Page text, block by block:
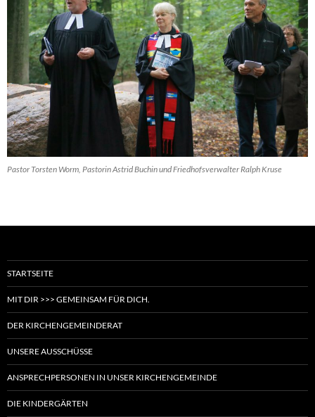
Pastor Torsten Worm, Pastorin Astrid Buchin und Friedhofsverwalter Ralph Kruse
STARTSEITE
MIT DIR >>> GEMEINSAM FÜR DICH.
DER KIRCHENGEMEINDERAT
UNSERE AUSSCHÜSSE
ANSPRECHPERSONEN IN UNSER KIRCHENGEMEINDE
DIE KINDERGÄRTEN